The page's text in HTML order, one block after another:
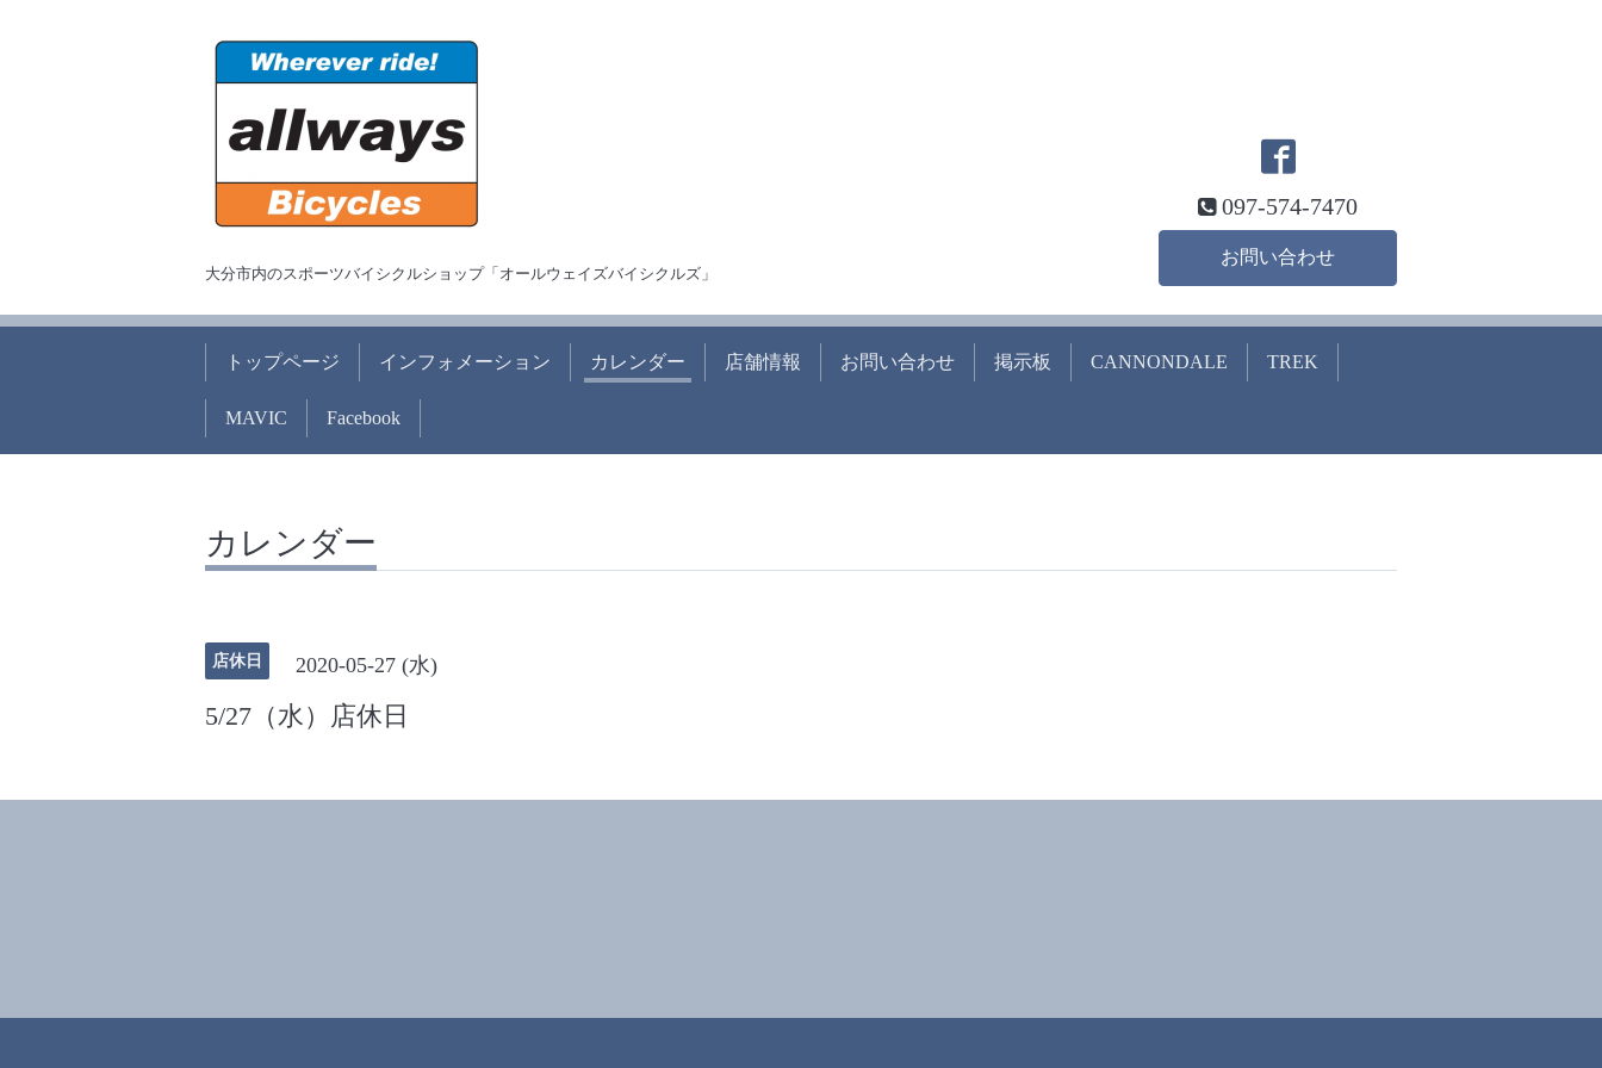
大分市内のスポーツバイシクルショップ「オールウェイズバイシクルズ」
097-574-7470
お問い合わせ
トップページ インフォメーション カレンダー 店舗情報 お問い合わせ 掲示板 CANNONDALE TREK
MAVIC Facebook
カレンダー
店休日 2020-05-27 (水)
5/27（水）店休日